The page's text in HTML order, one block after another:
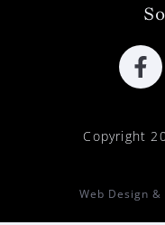
Copyright
Web Design